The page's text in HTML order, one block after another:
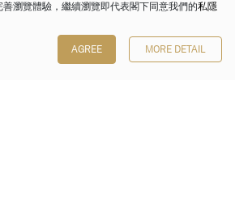
瀏覽體驗，繼續瀏覽即代表閣下同意我們的私隱
AGREE MORE DETAIL